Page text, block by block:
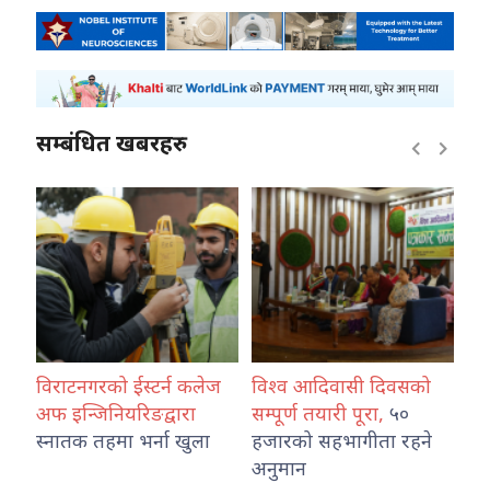
सम्बंधित खबरहरु
विराटनगरको ईस्टर्न कलेज
अफ इन्जिनियरिङद्वारा
स्नातक तहमा भर्ना खुला
विश्व आदिवासी दिवसको
सम्पूर्ण तयारी पूरा, ५०
हजारको सहभागीता रहने
अनुमान